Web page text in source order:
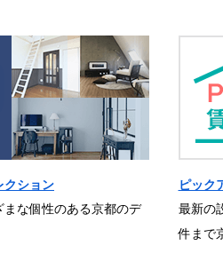
クション
な個性のある京都のデ
ピック
最新の
件まで